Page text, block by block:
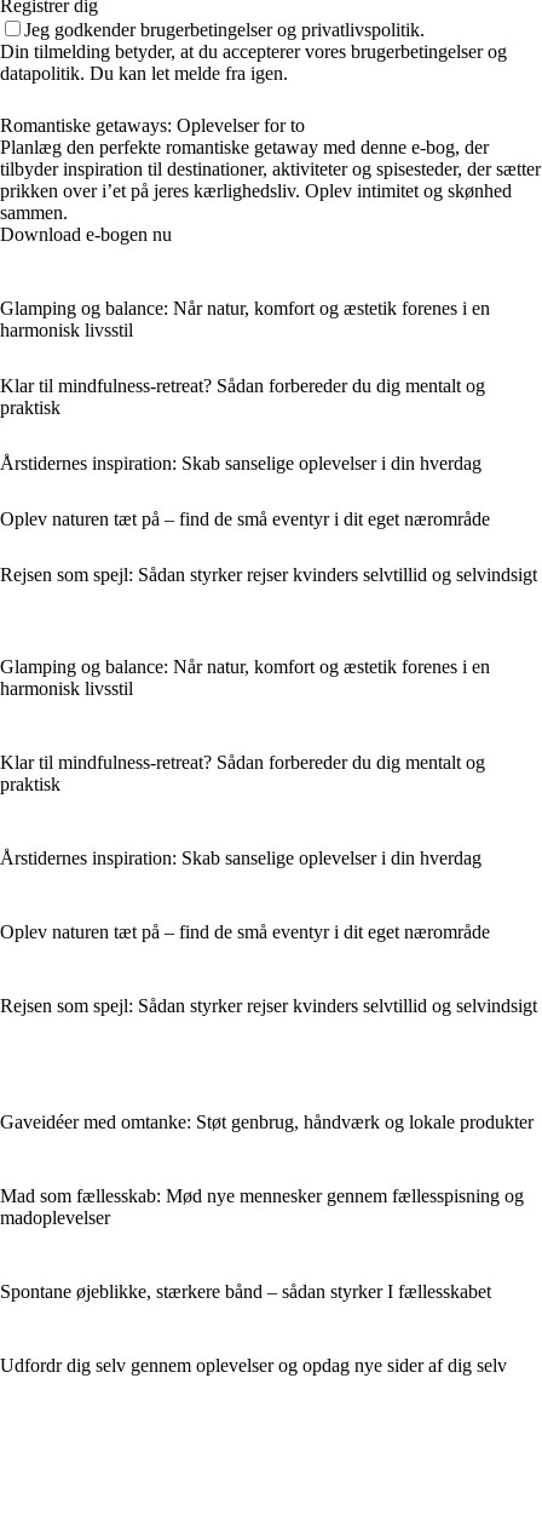
Registrer dig
Jeg godkender brugerbetingelser og privatlivspolitik.
Din tilmelding betyder, at du accepterer vores brugerbetingelser og
datapolitik. Du kan let melde fra igen.
Romantiske getaways: Oplevelser for to
Planlæg den perfekte romantiske getaway med denne e-bog, der
tilbyder inspiration til destinationer, aktiviteter og spisesteder, der sætter
prikken over i’et på jeres kærlighedsliv. Oplev intimitet og skønhed
sammen.
Download e-bogen nu
Glamping og balance: Når natur, komfort og æstetik forenes i en
harmonisk livsstil
Klar til mindfulness-retreat? Sådan forbereder du dig mentalt og
praktisk
Årstidernes inspiration: Skab sanselige oplevelser i din hverdag
Oplev naturen tæt på – find de små eventyr i dit eget nærområde
Rejsen som spejl: Sådan styrker rejser kvinders selvtillid og selvindsigt
Glamping og balance: Når natur, komfort og æstetik forenes i en
harmonisk livsstil
Klar til mindfulness-retreat? Sådan forbereder du dig mentalt og
praktisk
Årstidernes inspiration: Skab sanselige oplevelser i din hverdag
Oplev naturen tæt på – find de små eventyr i dit eget nærområde
Rejsen som spejl: Sådan styrker rejser kvinders selvtillid og selvindsigt
Gaveidéer med omtanke: Støt genbrug, håndværk og lokale produkter
Mad som fællesskab: Mød nye mennesker gennem fællesspisning og
madoplevelser
Spontane øjeblikke, stærkere bånd – sådan styrker I fællesskabet
Udfordr dig selv gennem oplevelser og opdag nye sider af dig selv